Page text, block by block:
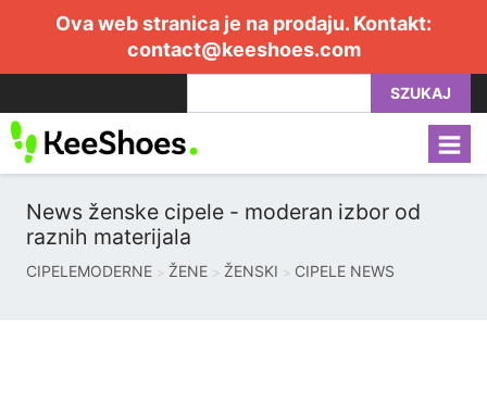
Ova web stranica je na prodaju. Kontakt:
contact@keeshoes.com
SZUKAJ
News ženske cipele - moderan izbor od
raznih materijala
CIPELEMODERNE ŽENE ŽENSKI CIPELE NEWS